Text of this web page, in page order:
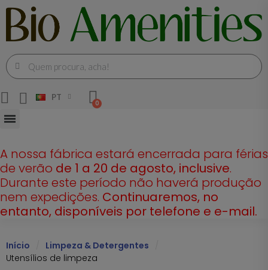
PT
A nossa fábrica estará encerrada para férias
de verão de 1 a 20 de agosto, inclusive.
Durante este período não haverá produção
nem expedições. Continuaremos, no
entanto, disponíveis por telefone e e-mail.
Início
Limpeza & Detergentes
Utensílios de limpeza